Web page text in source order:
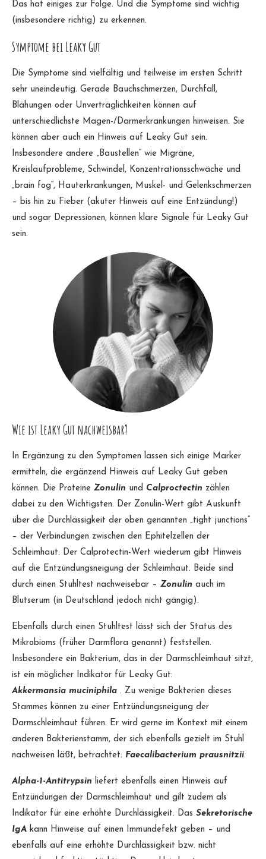
Das hat einiges zur Folge. Und die Symptome sind wichtig
(insbesondere richtig) zu erkennen.
Symptome bei Leaky Gut
Die Symptome sind vielfältig und teilweise im ersten Schritt
sehr uneindeutig. Gerade Bauchschmerzen, Durchfall,
Blähungen oder Unverträglichkeiten können auf
unterschiedlichste Magen-/Darmerkrankungen hinweisen. Sie
können aber auch ein Hinweis auf Leaky Gut sein.
Insbesondere andere „Baustellen“ wie Migräne,
Kreislaufprobleme, Schwindel, Konzentrationsschwäche und
„brain fog“, Hauterkrankungen, Muskel- und Gelenkschmerzen
– bis hin zu Fieber (akuter Hinweis auf eine Entzündung!)
und sogar Depressionen, können klare Signale für Leaky Gut
sein.
Wie ist Leaky Gut nachweisbar?
In Ergänzung zu den Symptomen lassen sich einige Marker
ermitteln, die ergänzend Hinweis auf Leaky Gut geben
können. Die Proteine Zonulin und Calproctectin zählen
dabei zu den Wichtigsten. Der Zonulin-Wert gibt Auskunft
über die Durchlässigkeit der oben genannten „tight junctions“
– der Verbindungen zwischen den Ephitelzellen der
Schleimhaut. Der Calprotectin-Wert wiederum gibt Hinweis
auf die Entzündungsneigung der Schleimhaut. Beide sind
durch einen Stuhltest nachweisebar – Zonulin auch im
Blutserum (in Deutschland jedoch nicht gängig).
Ebenfalls durch einen Stuhltest lässt sich der Status des
Mikrobioms (früher Darmflora genannt) feststellen.
Insbesondere ein Bakterium, das in der Darmschleimhaut sitzt,
ist ein möglicher Indikator für Leaky Gut:
Akkermansia muciniphila . Zu wenige Bakterien dieses
Stammes können zu einer Entzündungsneigung der
Darmschleimhaut führen. Er wird gerne im Kontext mit einem
anderen Bakterienstamm, der sich ebenfalls gezielt im Stuhl
nachweisen läßt, betrachtet: Faecalibacterium prausnitzii.
Alpha-1-Antitrypsin liefert ebenfalls einen Hinweis auf
Entzündungen der Darmschleimhaut und gilt zudem als
Indikator für eine erhöhte Durchlässigkeit. Das Sekretorische
IgA kann Hinweise auf einen Immundefekt geben – und
ebenfalls auf eine erhöhte Durchlässigkeit bzw. nicht